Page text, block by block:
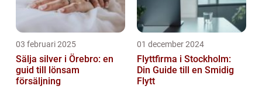
03 februari 2025
Sälja silver i Örebro: en
guid till lönsam
försäljning
01 december 2024
Flyttfirma i Stockholm:
Din Guide till en Smidig
Flytt